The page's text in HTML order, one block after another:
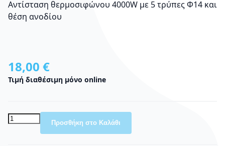
Αντίσταση θερμοσιφώνου 4000W με 5 τρύπες Φ14 και
θέση ανοδίου
18,00 €
Τιμή διαθέσιμη μόνο online
Προσθήκη στο Καλάθι